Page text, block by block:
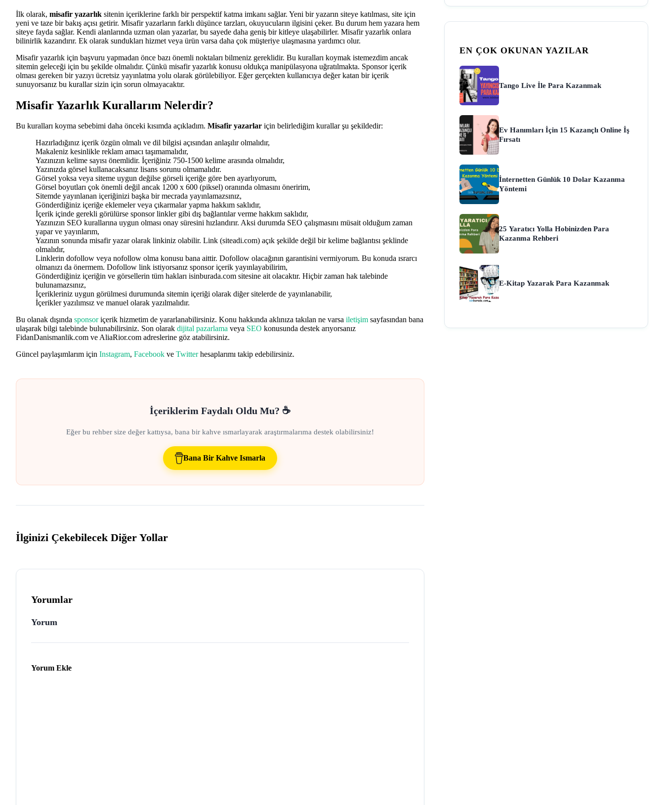
İlk olarak, misafir yazarlık sitenin içeriklerine farklı bir perspektif katma imkanı sağlar. Yeni bir yazarın siteye katılması, site için
yeni ve taze bir bakış açısı getirir. Misafir yazarların farklı düşünce tarzları, okuyucuların ilgisini çeker. Bu durum hem yazara hem
siteye fayda sağlar. Kendi alanlarında uzman olan yazarlar, bu sayede daha geniş bir kitleye ulaşabilirler. Misafir yazarlık onlara
bilinirlik kazandırır. Ek olarak sundukları hizmet veya ürün varsa daha çok müşteriye ulaşmasına yardımcı olur.
Misafir yazarlık için başvuru yapmadan önce bazı önemli noktaları bilmeniz gereklidir. Bu kuralları koymak istemezdim ancak
sitemin geleceği için bu şekilde olmalıdır. Çünkü misafir yazarlık konusu oldukça manipülasyona uğratılmakta. Sponsor içerik
olması gereken bir yazıyı ücretsiz yayınlatma yolu olarak görülebiliyor. Eğer gerçekten kullanıcıya değer katan bir içerik
sunuyorsanız bu kurallar sizin için sorun olmayacaktır.
Misafir Yazarlık Kurallarım Nelerdir?
Bu kuralları koyma sebebimi daha önceki kısımda açıkladım. Misafir yazarlar için belirlediğim kurallar şu şekildedir:
Hazırladığınız içerik özgün olmalı ve dil bilgisi açısından anlaşılır olmalıdır,
Makaleniz kesinlikle reklam amacı taşımamalıdır,
Yazınızın kelime sayısı önemlidir. İçeriğiniz 750-1500 kelime arasında olmalıdır,
Yazınızda görsel kullanacaksanız lisans sorunu olmamalıdır.
Görsel yoksa veya siteme uygun değilse görseli içeriğe göre ben ayarlıyorum,
Görsel boyutları çok önemli değil ancak 1200 x 600 (piksel) oranında olmasını öneririm,
Sitemde yayınlanan içeriğinizi başka bir mecrada yayınlamazsınız,
Gönderdiğiniz içeriğe eklemeler veya çıkarmalar yapma hakkım saklıdır,
İçerik içinde gerekli görülürse sponsor linkler gibi dış bağlantılar verme hakkım saklıdır,
Yazınızın SEO kurallarına uygun olması onay süresini hızlandırır. Aksi durumda SEO çalışmasını müsait olduğum zaman
yapar ve yayınlarım,
Yazının sonunda misafir yazar olarak linkiniz olabilir. Link (siteadi.com) açık şekilde değil bir kelime bağlantısı şeklinde
olmalıdır,
Linklerin dofollow veya nofollow olma konusu bana aittir. Dofollow olacağının garantisini vermiyorum. Bu konuda ısrarcı
olmanızı da önermem. Dofollow link istiyorsanız sponsor içerik yayınlayabilirim,
Gönderdiğiniz içeriğin ve görsellerin tüm hakları isinburada.com sitesine ait olacaktır. Hiçbir zaman hak talebinde
bulunamazsınız,
İçerikleriniz uygun görülmesi durumunda sitemin içeriği olarak diğer sitelerde de yayınlanabilir,
İçerikler yazılımsız ve manuel olarak yazılmalıdır.
Bu olanak dışında sponsoriçerik hizmetim de yararlanabilirsiniz. Konu hakkında aklınıza takılan ne varsa iletişim sayfasından bana
ulaşarak bilgi talebinde bulunabilirsiniz. Son olarak dijital pazarlama veya SEO konusunda destek arıyorsanız
FidanDanismanlik.com ve AliaRior.com adreslerine göz atabilirsiniz.
Güncel paylaşımlarım için Instagram, Facebook ve Twitterhesaplarımı takip edebilirsiniz.
İçeriklerim Faydalı Oldu Mu? ☕
Eğer bu rehber size değer kattıysa, bana bir kahve ısmarlayarak araştırmalarıma destek olabilirsiniz!
Bana Bir Kahve Ismarla
İlginizi Çekebilecek Diğer Yollar
Yorumlar
Yorum
Yorum Ekle
EN ÇOK OKUNAN YAZILAR
Tango Live İle Para Kazanmak
Ev Hanımları İçin 15 Kazançlı Online İş
Fırsatı
İnternetten Günlük 10 Dolar Kazanma
Yöntemi
25 Yaratıcı Yolla Hobinizden Para
Kazanma Rehberi
E-Kitap Yazarak Para Kazanmak